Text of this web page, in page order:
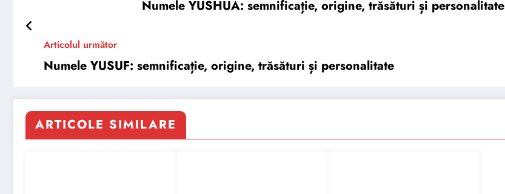
Numele YUSHUA: semnificație, origine, trăsături și personalitate
Articolul următor
Numele YUSUF: semnificație, origine, trăsături și personalitate
ARTICOLE SIMILARE